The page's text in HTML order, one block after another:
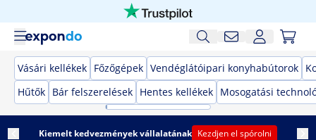
Vásári kellékek Főzőgépek Vendéglátóipari konyhabútorok
Hűtők Bár felszerelések Hentes kellékek Mosogatási
Kiemelt kedvezmények vállalatának Kezdjen el spórolni